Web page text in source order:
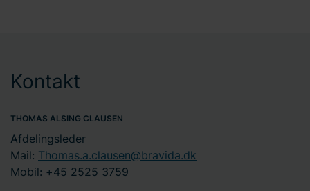
Kontakt
THOMAS ALSING CLAUSEN
Afdelingsleder
Mail: Thomas.a.clausen@bravida.dk
Mobil: +45 2525 3759